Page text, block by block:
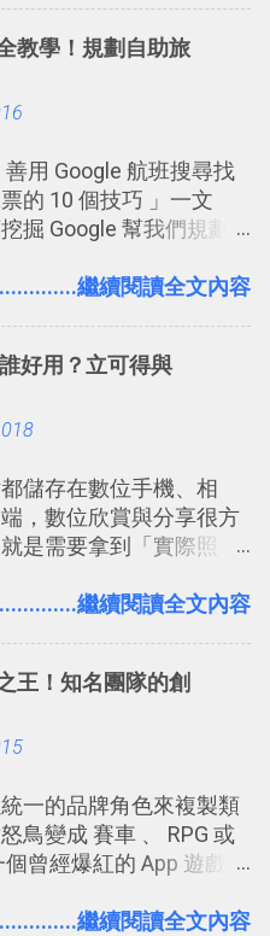
案合作中使用了 Slack
趣 」： Slack 裡擁有跟
有趣影音圖文的功能。
：但是 Slack 的頻道、群
的聊天，不會干擾工作
中記錄重點。 3. 「 有彈性
可以在任何地方和公司
你需要中文版的同類平
JANDI 高效率團隊通訊
增 ： Sortd for Slack：
串介面變成專案任務排
教學！規劃自助旅
用 Google 航班搜尋找
的 10 個技巧 」一文
掘 Google 幫我們規劃
的「我的地圖」服
來說可以打造出一張一
如我之前在製作一本新
灣推薦空拍地點地圖
線！ Google 「我的地
旅行路線時可以解決許
點名稱地址常常難懂，
線之外，自訂地圖還能補
二方面事後就是最好的
都能在手機上查看這次
繼續閱讀全文內容
好用？立可得與
儲存在數位手機、相
，數位欣賞與分享很方
是需要拿到「實際照
框 用照片來當小禮物 把照
不花時間、立即拿到、
印表機），又不想跑照
服務 ，而且價格不貴，
操作流程也十分簡單。
物分享過：「 不需買印
這篇文章則從印照片出
繼續閱讀全文內容
王！知名團隊的創
一的品牌角色來複製類
鳥變成 賽車 、 RPG 或
曾經爆紅的 App 遊戲開
個足以撼動市場，並且有
繼續閱讀全文內容